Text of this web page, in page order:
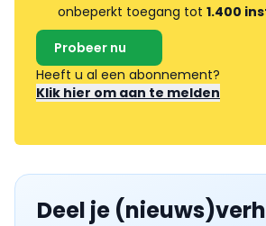
onbeperkt toegang tot 1.400
Probeer nu
Heeft u al een abonnement?
Klik hier om aan te melden
Deel je